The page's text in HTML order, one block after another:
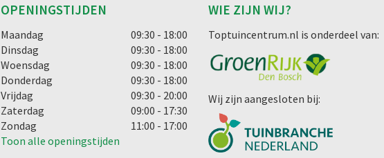
OPENINGSTIJDEN
Maandag
09:30 - 18:00
Dinsdag
09:30 - 18:00
Woensdag
09:30 - 18:00
Donderdag
09:30 - 18:00
Vrijdag
09:30 - 20:00
Zaterdag
09:00 - 17:30
Zondag
11:00 - 17:00
Toon alle openingstijden
WIE ZIJN WIJ?
Toptuincentrum.nl is onderdeel van:
Wij zijn aangesloten bij: